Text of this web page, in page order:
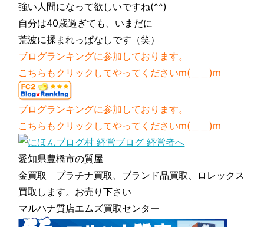
強い人間になって欲しいですね(^^)
自分は40歳過ぎても、いまだに
荒波に揉まれっぱなしです（笑）
ブログランキングに参加しております。
こちらもクリックしてやってくださいm(＿＿)m
ブログランキングに参加しております。
こちらもクリックしてやってくださいm(＿＿)m
愛知県豊橋市の質屋
金買取 プラチナ買取、ブランド品買取、ロレックス
買取します。お売り下さい
マルハナ質店エムズ買取センター